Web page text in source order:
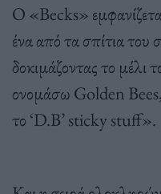
Ο «Becks»
ένα από τα σπίτια του
δοκιμάζοντας το
ονομάσω Golden
το ‘D.B’ sticky stuff».